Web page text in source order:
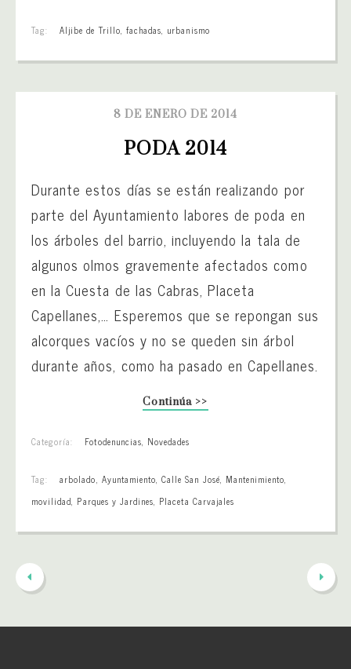
Tag: Aljibe de Trillo, fachadas, urbanismo
8 DE ENERO DE 2014
PODA 2014
Durante estos días se están realizando por
parte del Ayuntamiento labores de poda en
los árboles del barrio, incluyendo la tala de
algunos olmos gravemente afectados como
en la Cuesta de las Cabras, Placeta
Capellanes,… Esperemos que se repongan sus
alcorques vacíos y no se queden sin árbol
durante años, como ha pasado en Capellanes.
Continúa >>
Categoría: Fotodenuncias, Novedades
Tag: arbolado, Ayuntamiento,Calle San José, Mantenimiento,
movilidad, Parques y Jardines, Placeta Carvajales